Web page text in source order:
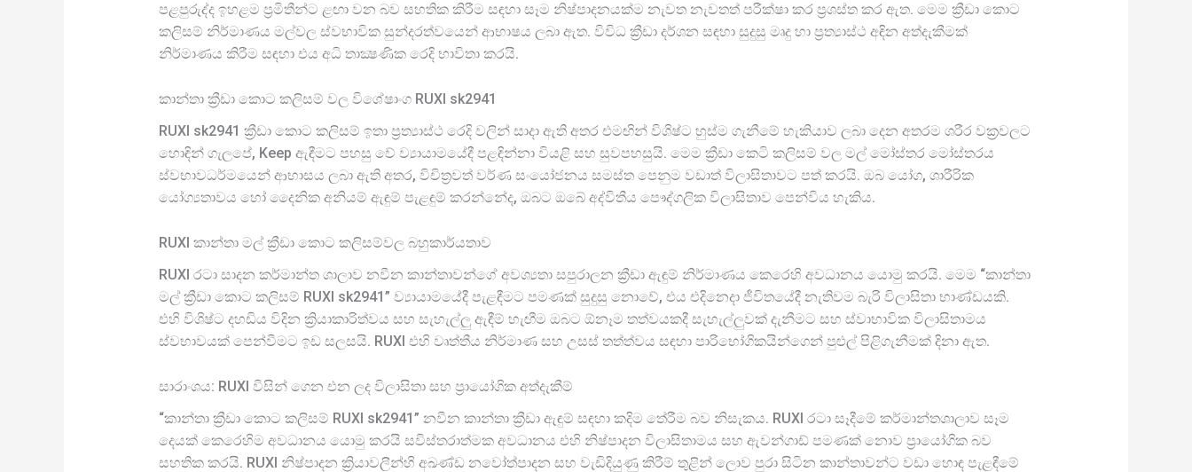
පළපුරුද්ද ඉහළම ප්‍රමිතීන්ට ළඟා වන බව සහතික කිරීම සඳහා සෑම නිෂ්පාදනයක්ම නැවත නැවතත් පරීක්ෂා කර ප්‍රශස්ත කර ඇත. මෙම ක්‍රීඩා කොට
කලිසම් නිර්මාණය මල්වල ස්වභාවික සුන්දරත්වයෙන් ආභාෂය ලබා ඇත. විවිධ ක්‍රීඩා දර්ශන සඳහා සුදුසු මෘදු හා ප්‍රත්‍යාස්ථ අඳින අත්දැකීමක්
නිර්මාණය කිරීම සඳහා එය අධි තාක්‍ෂණික රෙදි භාවිතා කරයි.
කාන්තා ක්‍රීඩා කොට කලිසම් වල විශේෂාංග RUXI sk2941
RUXI sk2941 ක්‍රීඩා කොට කලිසම් ඉතා ප්‍රත්‍යාස්ථ රෙදි වලින් සාදා ඇති අතර එමඟින් විශිෂ්ට හුස්ම ගැනීමේ හැකියාව ලබා දෙන අතරම ශරීර වක්‍රවලට
හොඳින් ගැලපේ, Keep ඇඳීමට පහසු වේ ව්‍යායාමයේදී පළඳින්නා වියළි සහ සුවපහසුයි. මෙම ක්‍රීඩා කෙටි කලිසම් වල මල් මෝස්තර මෝස්තරය
ස්වභාවධර්මයෙන් ආභාසය ලබා ඇති අතර, විචිත්‍රවත් වර්ණ සංයෝජනය සමස්ත පෙනුම වඩාත් විලාසිතාවට පත් කරයි. ඔබ යෝග, ශාරීරික
යෝග්‍යතාවය හෝ දෛනික අනියම් ඇඳුම් පැළඳුම් කරන්නේද, ඔබට ඔබේ අද්විතීය පෞද්ගලික විලාසිතාව පෙන්විය හැකිය.
RUXI කාන්තා මල් ක්‍රීඩා කොට කලිසම්වල බහුකාර්යතාව
RUXI රටා සාදන කර්මාන්ත ශාලාව නවීන කාන්තාවන්ගේ අවශ්‍යතා සපුරාලන ක්‍රීඩා ඇඳුම් නිර්මාණය කෙරෙහි අවධානය යොමු කරයි. මෙම “කාන්තා
මල් ක්‍රීඩා කොට කලිසම් RUXI sk2941” ව්‍යායාමයේදී පැළඳීමට පමණක් සුදුසු නොවේ, එය එදිනෙදා ජීවිතයේදී නැතිවම බැරි විලාසිතා භාණ්ඩයකි.
එහි විශිෂ්ට දහඩිය විදින ක්‍රියාකාරිත්වය සහ සැහැල්ලු ඇඳීම් හැඟීම ඔබට ඕනෑම තත්වයකදී සැහැල්ලුවක් දැනීමට සහ ස්වාභාවික විලාසිතාමය
ස්වභාවයක් පෙන්වීමට ඉඩ සලසයි. RUXI එහි වෘත්තීය නිර්මාණ සහ උසස් තත්ත්වය සඳහා පාරිභෝගිකයින්ගෙන් පුළුල් පිළිගැනීමක් දිනා ඇත.
සාරාංශය: RUXI විසින් ගෙන එන ලද විලාසිතා සහ ප්‍රායෝගික අත්දැකීම්
“කාන්තා ක්‍රීඩා කොට කලිසම් RUXI sk2941” නවීන කාන්තා ක්‍රීඩා ඇඳුම් සඳහා කදිම තේරීම බව නිසැකය. RUXI රටා සෑදීමේ කර්මාන්තශාලාව සෑම
දෙයක් කෙරෙහිම අවධානය යොමු කරයි සවිස්තරාත්මක අවධානය එහි නිෂ්පාදන විලාසිතාමය සහ ඇවන්ගාඩ් පමණක් නොව ප්‍රායෝගික බව
සහතික කරයි. RUXI නිෂ්පාදන ක්‍රියාවලීන්හි අඛණ්ඩ නවෝත්පාදන සහ වැඩිදියුණු කිරීම් තුළින් ලොව පුරා සිටින කාන්තාවන්ට වඩා හොඳ පැළඳීමේ